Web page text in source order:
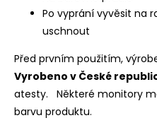
Po vyprání vyvěsit na
uschnout
Před prvním použitím,
Vyrobeno v České
atesty.
Některé monitory
barvu produktu.